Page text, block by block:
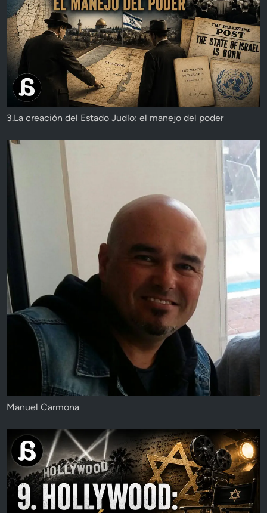
3.La creación del Estado Judío: el manejo del poder
Manuel Carmona